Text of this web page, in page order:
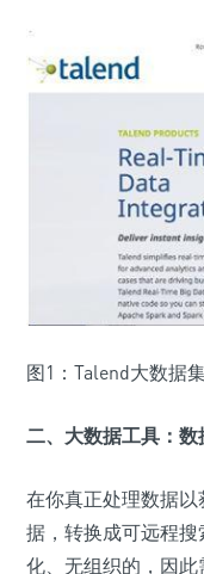
图1：Talend大数据
二、大数据工具：数
在你真正处理数据
据，转换成可远程
化、无组织的，因此